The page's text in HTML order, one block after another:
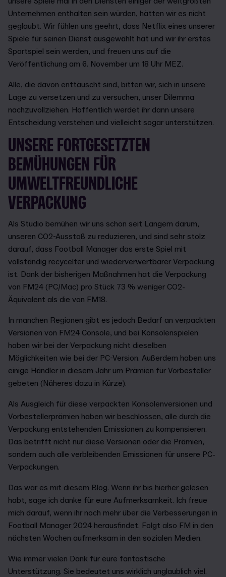
Unternehmen enthalten sein würden, hätten wir es nicht
geglaubt. Wir fühlen uns geehrt, dass Netflix eines unserer
Spiele für seinen Dienst ausgewählt hat und wir ihr erstes
Sportspiel sein werden, und freuen uns auf die
Veröffentlichung am 6. November um 18 Uhr MEZ.
Alle, die davon enttäuscht sind, bitten wir, sich in unsere
Lage zu versetzen und zu versuchen, unser Dilemma
nachzuvollziehen. Hoffentlich werdet ihr dann unsere
Entscheidung verstehen und vielleicht sogar unterstützen.
UNSERE FORTGESETZTEN
BEMÜHUNGEN FÜR
UMWELTFREUNDLICHE
VERPACKUNG
Als Studio bemühen wir uns schon seit Langem darum,
unseren CO2-Ausstoß zu reduzieren, und sind sehr stolz
darauf, dass Football Manager das erste Spiel mit
vollständig recycelter und wiederverwertbarer Verpackung
ist. Dank der bisherigen Maßnahmen hat die Verpackung
von FM24 (PC/Mac) pro Stück 73 % weniger CO2-
Äquivalent als die von FM18.
In manchen Regionen gibt es jedoch Bedarf an verpackten
Versionen von FM24 Console, und bei Konsolenspielen
haben wir bei der Verpackung nicht dieselben
Möglichkeiten wie bei der PC-Version. Außerdem haben uns
einige Händler in diesem Jahr um Prämien für Vorbesteller
gebeten (Näheres dazu in Kürze).
Als Ausgleich für diese verpackten Konsolenversionen und
Vorbestellerprämien haben wir beschlossen, alle durch die
Verpackung entstehenden Emissionen zu kompensieren.
Das betrifft nicht nur diese Versionen oder die Prämien,
sondern auch alle verbleibenden Emissionen für unsere PC-
Verpackungen.
Das war es mit diesem Blog. Wenn ihr bis hierher gelesen
habt, sage ich danke für eure Aufmerksamkeit. Ich freue
mich darauf, wenn ihr noch mehr über die Verbesserungen in
Football Manager 2024 herausfindet. Folgt also FM in den
nächsten Wochen aufmerksam in den sozialen Medien.
Wie immer vielen Dank für eure fantastische
Unterstützung. Sie bedeutet uns wirklich unglaublich viel.